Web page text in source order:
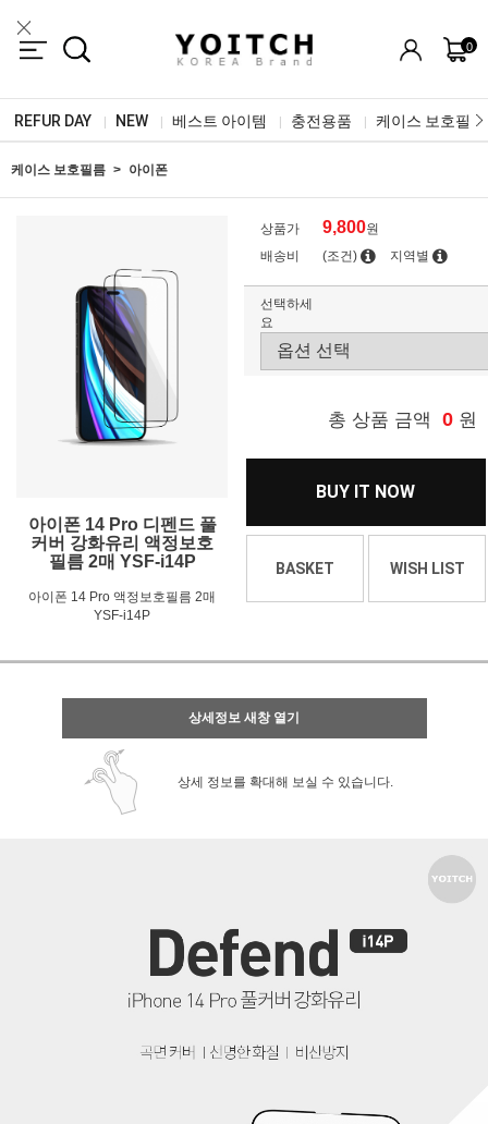
0
REFUR DAY NEW 베스트 아이템 충전용품 케이스 보호필름
케이스 보호필름 아이폰
아이폰 14 Pro 디펜드 풀
커버 강화유리 액정보호
필름 2매 YSF-i14P
아이폰 14 Pro 액정보호필름 2매
YSF-i14P
상품가 9,800원
배송비
(조건) 지역별
선택하세
요
총 상품 금액 0 원
BUY IT NOW
BASKET WISH LIST
상세정보 새창 열기
상세 정보를 확대해 보실 수 있습니다.